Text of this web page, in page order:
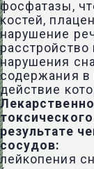
фосфатазы,
костей,
нарушение
нарушения
содержания в
действие
результате
сосудов:
лейкопения